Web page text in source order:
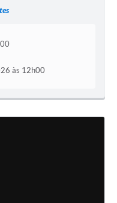
às 12h00